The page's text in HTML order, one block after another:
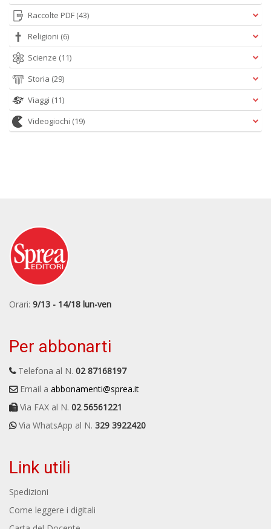
Raccolte PDF (43)
Religioni (6)
Scienze (11)
Storia (29)
Viaggi (11)
Videogiochi (19)
Orari: 9/13 - 14/18 lun-ven
Per abbonarti
Telefona al N. 02 87168197
Email a abbonamenti@sprea.it
Via FAX al N. 02 56561221
Via WhatsApp al N. 329 3922420
Link utili
Spedizioni
Come leggere i digitali